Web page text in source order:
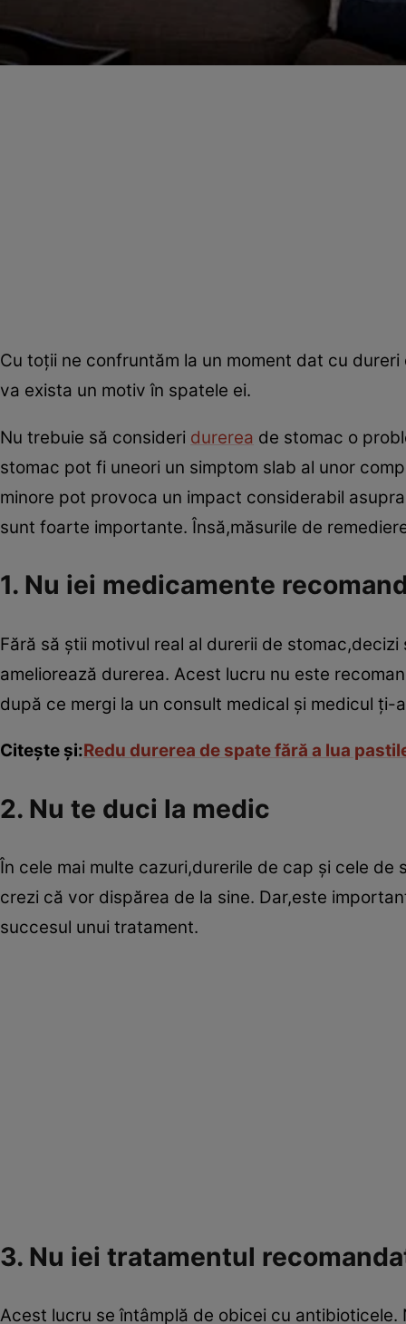
Cu toţii ne confruntăm la un moment dat cu
va exista un motiv în spatele ei.
Nu trebuie să consideri durerea de stomac o
stomac pot fi uneori un simptom slab al unor
minore pot provoca un impact considerabil
sunt foarte importante. Însă,măsurile de
1. Nu iei medicamente
Fără să ştii motivul real al durerii de
ameliorează durerea. Acest lucru nu este
după ce mergi la un consult medical şi medicul ţi-
Citeşte şi:Redu durerea de spate fără a lua
2. Nu te duci la medic
În cele mai multe cazuri,durerile de cap şi cele
crezi că vor dispărea de la sine. Dar,este
succesul unui tratament.
3. Nu iei tratamentul
Acest lucru se întâmplă de obicei cu